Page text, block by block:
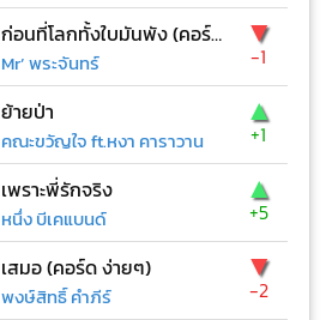
ก่อนที่โลกทั้งใบมันพัง (คอร์ด ง่ายๆ)
Mr’ พระจันทร์
▼
-1
ย้ายป่า
คณะขวัญใจ ft.หงา คาราวาน
▲
+1
เพราะพี่รักจริง
หนึ่ง บีเคแบนด์
▲
+5
เสมอ (คอร์ด ง่ายๆ)
พงษ์สิทธิ์ คำภีร์
▼
-2